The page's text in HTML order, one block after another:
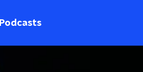
Podcasts